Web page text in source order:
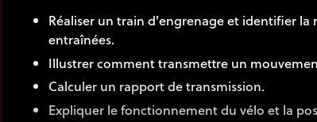
Réaliser un train d'engrenage et identifier la
entraînées.
Illustrer comment transmettre un
Calculer un rapport de transmission.
Expliquer le fonctionnement du vélo et la